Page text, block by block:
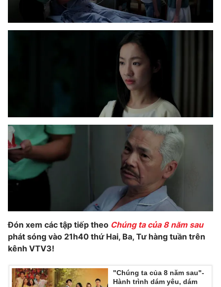
Đón xem các tập tiếp theo Chúng ta của 8 năm sau
phát sóng vào 21h40 thứ Hai, Ba, Tư hàng tuần trên
kênh VTV3!
"Chúng ta của 8 năm sau"-
Hành trình dám yêu, dám